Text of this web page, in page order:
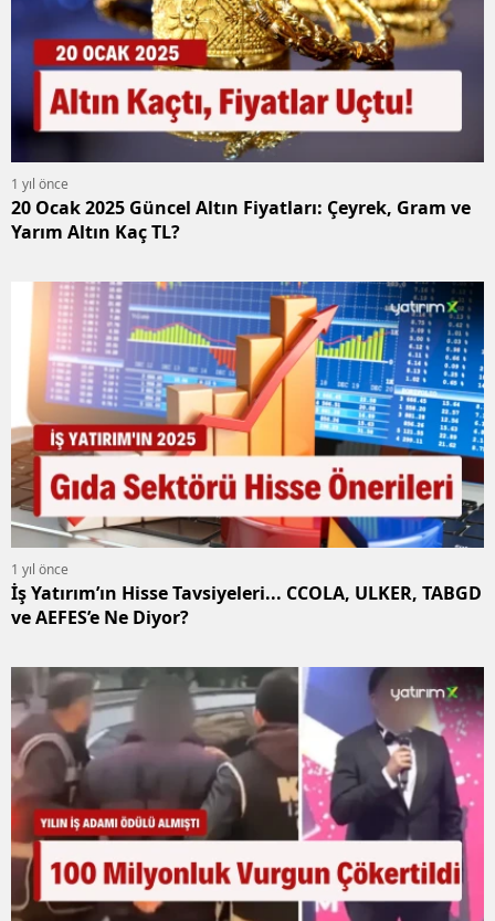
1 yıl önce
20 Ocak 2025 Güncel Altın Fiyatları: Çeyrek, Gram ve
Yarım Altın Kaç TL?
1 yıl önce
İş Yatırım’ın Hisse Tavsiyeleri... CCOLA, ULKER, TABGD
ve AEFES’e Ne Diyor?